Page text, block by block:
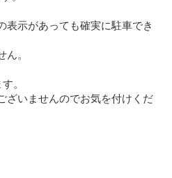
表示があっても確実に駐車でき
。
。
ざいませんのでお気を付けくだ